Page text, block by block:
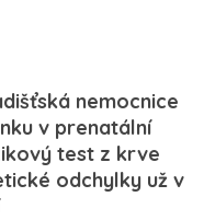
nemocnice
v prenatální
test z krve
odchylky už v